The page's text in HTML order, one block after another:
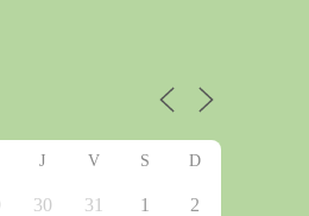
J V S D
30 31 1 2